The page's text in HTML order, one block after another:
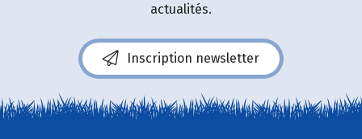
actualités.
Inscription newsletter